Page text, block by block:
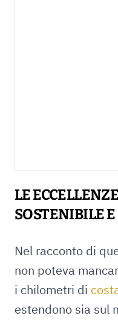
LE
SOSTENIBILE
Nel racconto di
non poteva
i chilometri di
estendono sia sul